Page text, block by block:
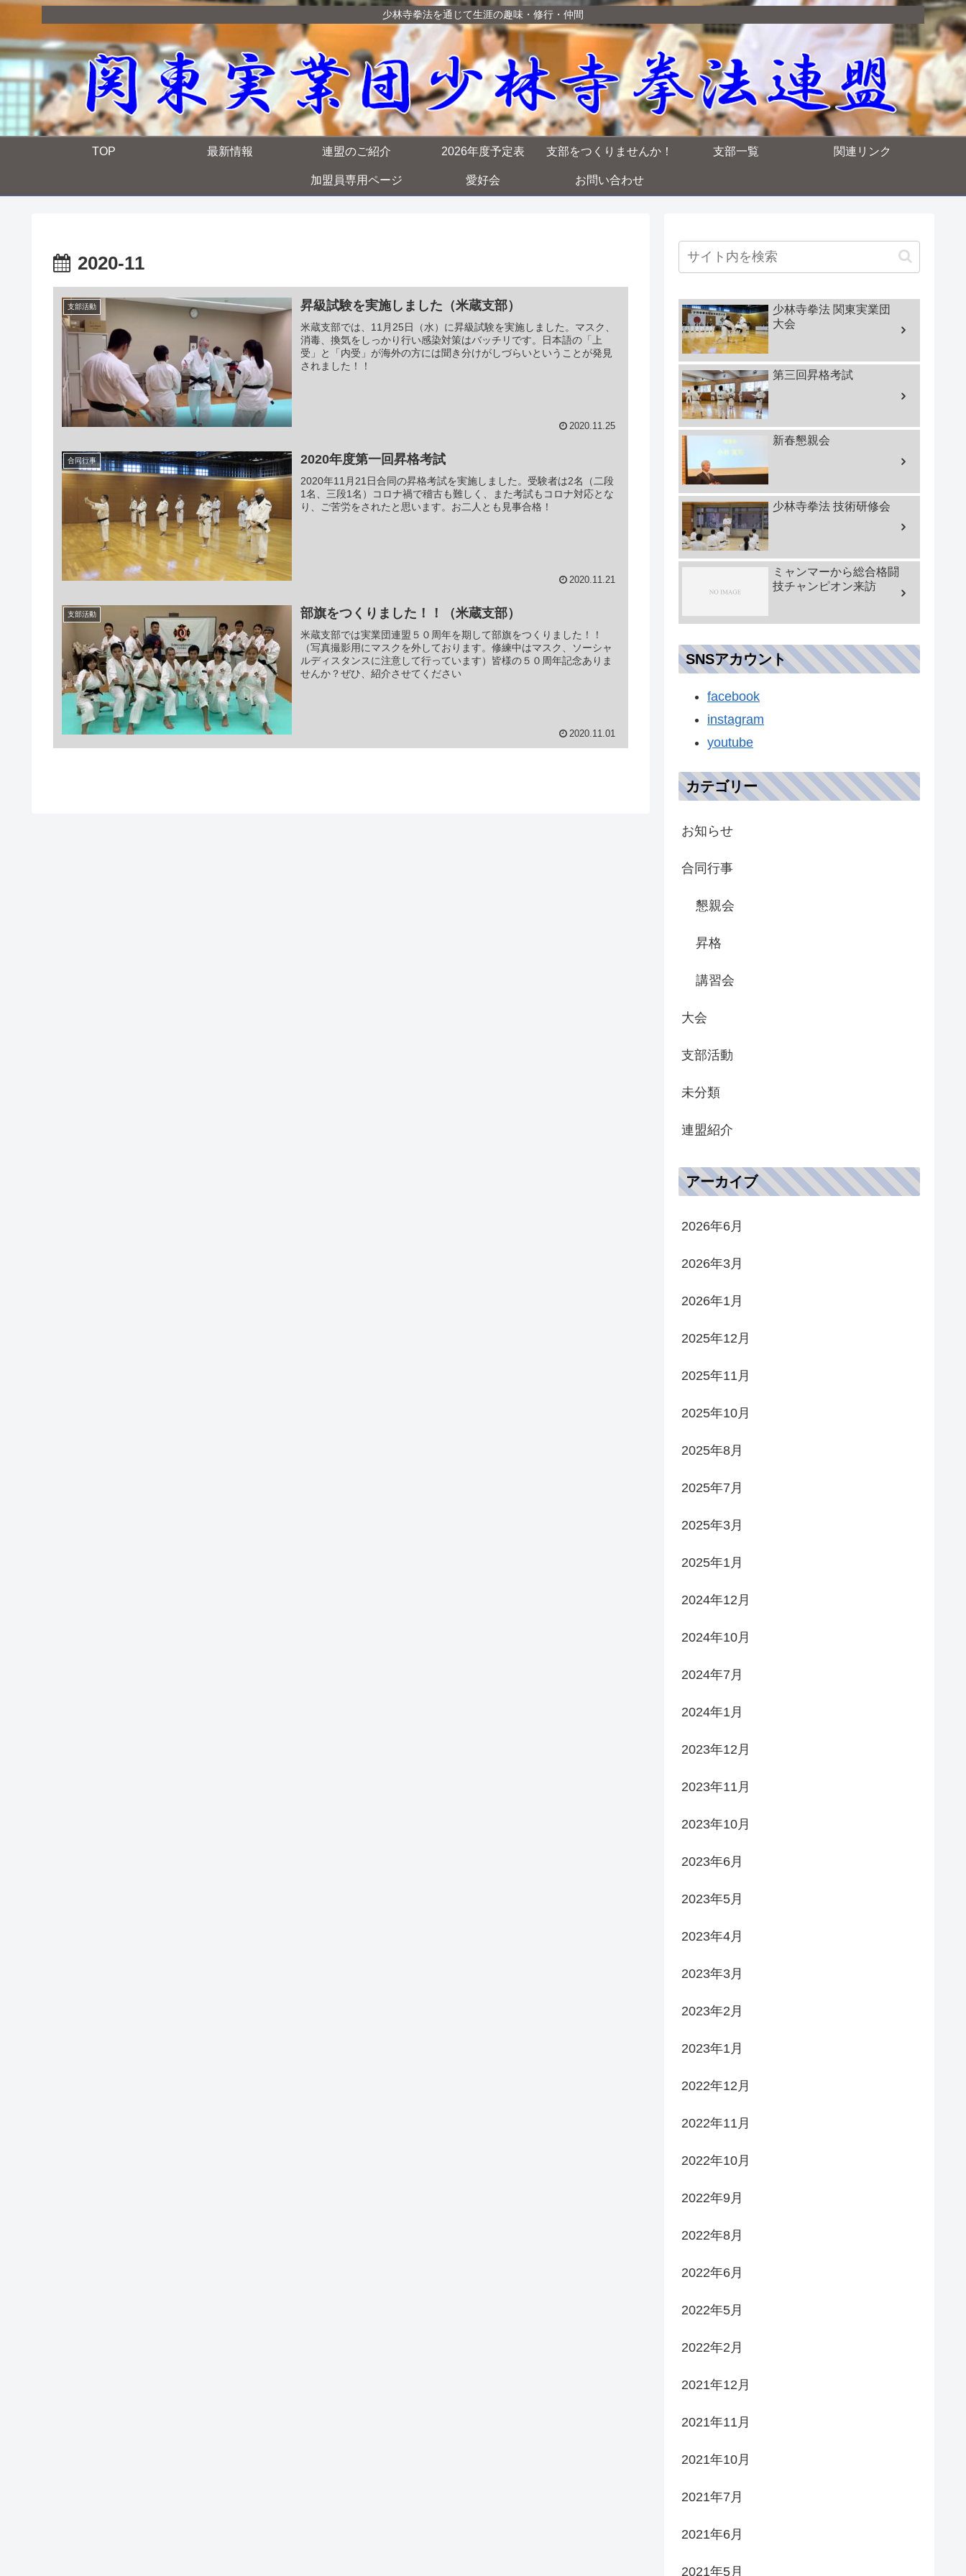
少林寺拳法を通じて生涯の趣味・修行・仲間
TOP 最新情報 連盟のご紹介 2026年度予定表 支部をつくりませんか！ 支部一覧 関連リンク
加盟員専用ページ 愛好会 お問い合わせ
2020-11
支部活動 昇級試験を実施しました（米蔵支部）
米蔵支部では、11月25日（水）に昇級試験を実施しました。マスク、
消毒、換気をしっかり行い感染対策はバッチリです。日本語の「上
受」と「内受」が海外の方には聞き分けがしづらいということが発見
されました！！
2020.11.25
合同行事 2020年度第一回昇格考試
2020年11月21日合同の昇格考試を実施しました。受験者は2名（二段
1名、三段1名）コロナ禍で稽古も難しく、また考試もコロナ対応とな
り、ご苦労をされたと思います。お二人とも見事合格！
2020.11.21
支部活動 部旗をつくりました！！（米蔵支部）
米蔵支部では実業団連盟５０周年を期して部旗をつくりました！！
（写真撮影用にマスクを外しております。修練中はマスク、ソーシャ
ルディスタンスに注意して行っています）皆様の５０周年記念ありま
せんか？ぜひ、紹介させてください
2020.11.01
少林寺拳法 関東実業団
大会
第三回昇格考試
新春懇親会
少林寺拳法 技術研修会
ミャンマーから総合格闘
技チャンピオン来訪
SNSアカウント
facebook
instagram
youtube
カテゴリー
お知らせ
合同行事
懇親会
昇格
講習会
大会
支部活動
未分類
連盟紹介
アーカイブ
2026年6月
2026年3月
2026年1月
2025年12月
2025年11月
2025年10月
2025年8月
2025年7月
2025年3月
2025年1月
2024年12月
2024年10月
2024年7月
2024年1月
2023年12月
2023年11月
2023年10月
2023年6月
2023年5月
2023年4月
2023年3月
2023年2月
2023年1月
2022年12月
2022年11月
2022年10月
2022年9月
2022年8月
2022年6月
2022年5月
2022年2月
2021年12月
2021年11月
2021年10月
2021年7月
2021年6月
2021年5月